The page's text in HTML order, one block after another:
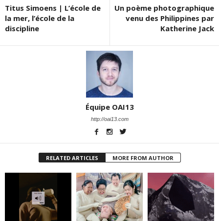
Titus Simoens | L’école de
la mer, l’école de la
discipline
Un poème photographique
venu des Philippines par
Katherine Jack
Équipe OAI13
http://oai13.com
RELATED ARTICLES MORE FROM AUTHOR